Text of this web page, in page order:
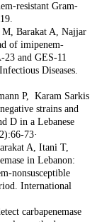
resistant Gram-
Barakat A, Najjar
of imipenem-
23 and GES-11
Diseases.
P, Karam Sarkis
strains and
D in a Lebanese
73·
A, Itani T,
in Lebanon:
nonsusceptible
International
carbapenemase